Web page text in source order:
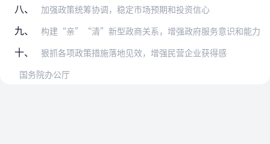
八、 加强政策统筹协调，稳定市场预期和投资信心
九、 构建“亲”“清”新型政商关系，增强政府服务意识和能力
十、
狠抓各项政策措施落地见效，增强民营企业获得感
国务院办公厅